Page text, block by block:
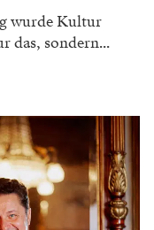
wurde Kultur
das, sondern...